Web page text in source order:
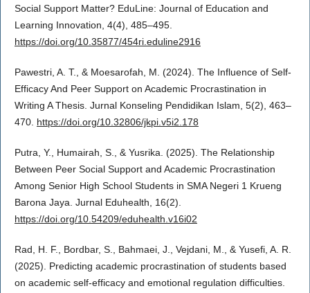
Social Support Matter? EduLine: Journal of Education and
Learning Innovation, 4(4), 485–495.
https://doi.org/10.35877/454ri.eduline2916
Pawestri, A. T., & Moesarofah, M. (2024). The Influence of Self-
Efficacy And Peer Support on Academic Procrastination in
Writing A Thesis. Jurnal Konseling Pendidikan Islam, 5(2), 463–
470. https://doi.org/10.32806/jkpi.v5i2.178
Putra, Y., Humairah, S., & Yusrika. (2025). The Relationship
Between Peer Social Support and Academic Procrastination
Among Senior High School Students in SMA Negeri 1 Krueng
Barona Jaya. Jurnal Eduhealth, 16(2).
https://doi.org/10.54209/eduhealth.v16i02
Rad, H. F., Bordbar, S., Bahmaei, J., Vejdani, M., & Yusefi, A. R.
(2025). Predicting academic procrastination of students based
on academic self-efficacy and emotional regulation difficulties.